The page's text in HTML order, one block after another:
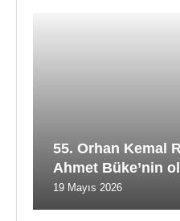
55. Orhan Kemal
Ahmet Büke’nin
19 Mayıs 2026